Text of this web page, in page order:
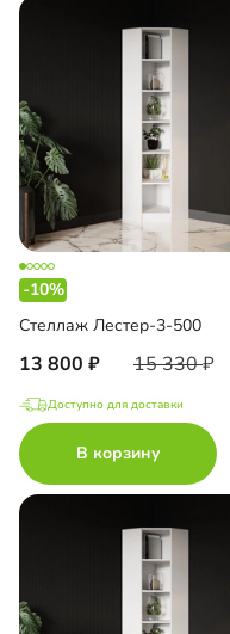
-10%
Стеллаж Лестер-3-500
13 800 15 330
Доступно для доставки
В корзину